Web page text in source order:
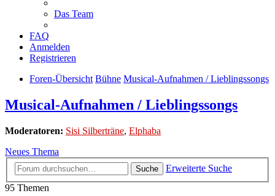
Das Team
FAQ
Anmelden
Registrieren
Foren-Übersicht Bühne Musical-Aufnahmen / Lieblingssongs
Musical-Aufnahmen / Lieblingssongs
Moderatoren: Sisi Silberträne, Elphaba
Neues Thema
Suche
Erweiterte Suche
95 Themen